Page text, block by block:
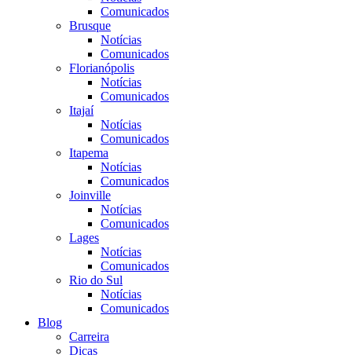
Comunicados
Brusque
Notícias
Comunicados
Florianópolis
Notícias
Comunicados
Itajaí
Notícias
Comunicados
Itapema
Notícias
Comunicados
Joinville
Notícias
Comunicados
Lages
Notícias
Comunicados
Rio do Sul
Notícias
Comunicados
Blog
Carreira
Dicas